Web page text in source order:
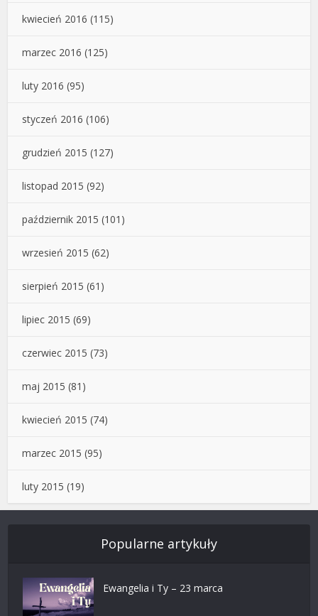
kwiecień 2016 (115)
marzec 2016 (125)
luty 2016 (95)
styczeń 2016 (106)
grudzień 2015 (127)
listopad 2015 (92)
październik 2015 (101)
wrzesień 2015 (62)
sierpień 2015 (61)
lipiec 2015 (69)
czerwiec 2015 (73)
maj 2015 (81)
kwiecień 2015 (74)
marzec 2015 (95)
luty 2015 (19)
Popularne artykuły
Ewangelia i Ty – 23 marca